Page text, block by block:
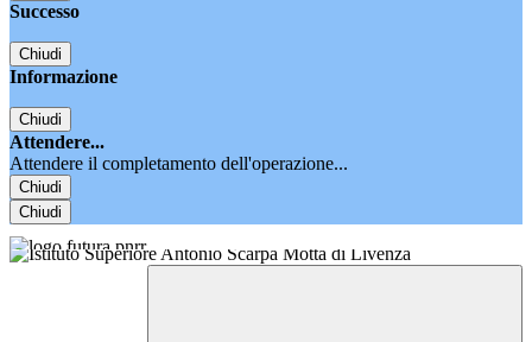
Successo
Chiudi
Informazione
Chiudi
Attendere...
Attendere il completamento dell'operazione...
Chiudi
Chiudi